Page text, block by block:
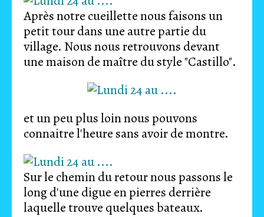
Après notre cueillette nous faisons un
petit tour dans une autre partie du
village. Nous nous retrouvons devant
une maison de maître du style "Castillo".
et un peu plus loin nous pouvons
connaitre l'heure sans avoir de montre.
Sur le chemin du retour nous passons le
long d'une digue en pierres derrière
laquelle trouve quelques bateaux.